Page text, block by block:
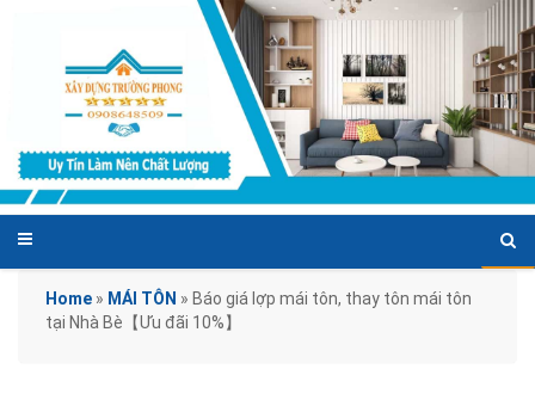
Home » MÁI TÔN » Báo giá lợp mái tôn, thay tôn mái tôn
tại Nhà Bè【Ưu đãi 10%】